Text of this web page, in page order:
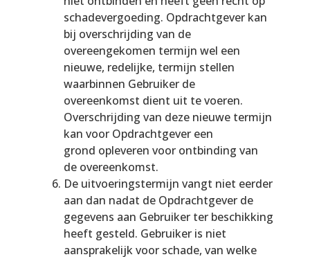
schadevergoeding. Opdrachtgever kan
bij overschrijding van de
overeengekomen termijn wel een
nieuwe, redelijke, termijn stellen
waarbinnen Gebruiker de
overeenkomst dient uit te voeren.
Overschrijding van deze nieuwe termijn
kan voor Opdrachtgever een
grond opleveren voor ontbinding van
de overeenkomst.
De uitvoeringstermijn vangt niet eerder
aan dan nadat de Opdrachtgever de
gegevens aan Gebruiker ter beschikking
heeft gesteld. Gebruiker is niet
aansprakelijk voor schade, van welke